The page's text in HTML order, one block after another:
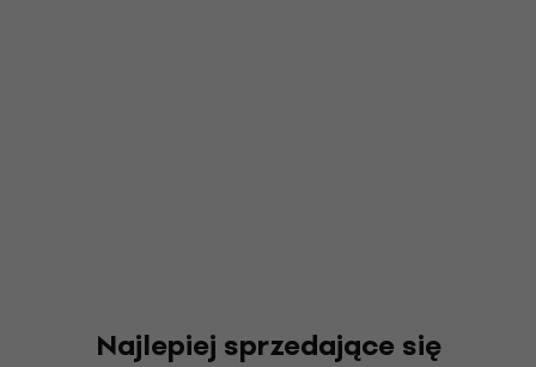
Najlepiej sprzedające się